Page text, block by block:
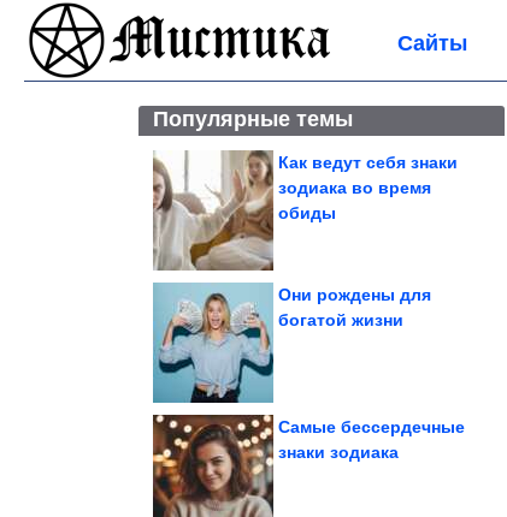
Сайты
Популярные темы
Как ведут себя знаки
зодиака во время
обиды
Они рождены для
богатой жизни
Самые бессердечные
знаки зодиака